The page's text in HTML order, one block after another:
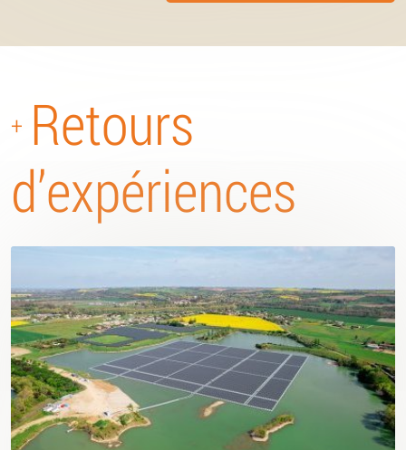
+ Retours
d’expériences